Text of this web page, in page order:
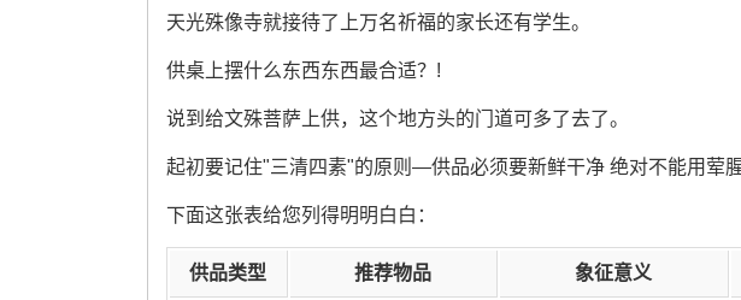
天光殊像寺就接待了上万名祈福的家长还有学生。
供桌上摆什么东西东西最合适？!
说到给文殊菩萨上供，这个地方头的门道可多了去了。
起初要记住"三清四素"的原则—供品必须要新鲜干净 绝对不能用荤
下面这张表给您列得明明白白：
供品类型 推荐物品 象征意义